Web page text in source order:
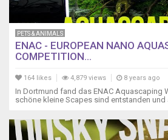
PETS & ANIMALS
ENAC - EUROPEAN NANO
COMPETITION...
164 likes 4,879 views 8 years ago
In Dortmund fand das ENAC Aquascaping
schöne kleine Scapes sind entstanden und